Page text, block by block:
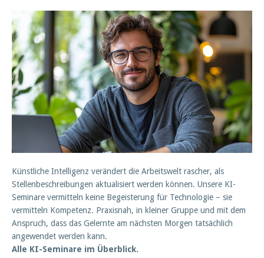
Künstliche Intelligenz verändert die Arbeitswelt rascher, als
Stellenbeschreibungen aktualisiert werden können. Unsere KI-
Seminare vermitteln keine Begeisterung für Technologie – sie
vermitteln Kompetenz. Praxisnah, in kleiner Gruppe und mit dem
Anspruch, dass das Gelernte am nächsten Morgen tatsächlich
angewendet werden kann.
Alle KI-Seminare im Überblick.